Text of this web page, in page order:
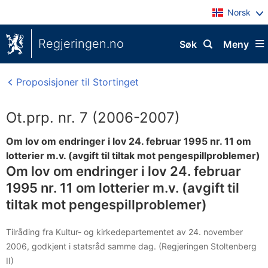
Norsk
Regjeringen.no Meny
Søk
Proposisjoner til Stortinget
Ot.prp. nr. 7 (2006-2007)
Om lov om endringer i lov 24. februar 1995 nr. 11 om
lotterier m.v. (avgift til tiltak mot pengespillproblemer)
Om lov om endringer i lov 24. februar
1995 nr. 11 om lotterier m.v. (avgift til
tiltak mot pengespillproblemer)
Tilråding fra Kultur- og kirkedepartementet av 24. november
2006, godkjent i statsråd samme dag. (Regjeringen Stoltenberg
II)